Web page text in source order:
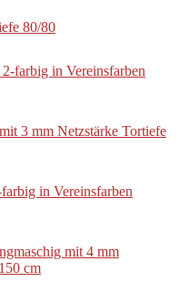
80/80
farbig in Vereinsfarben
3 mm Netzstärke Tortiefe
in Vereinsfarben
mit 4 mm
cm